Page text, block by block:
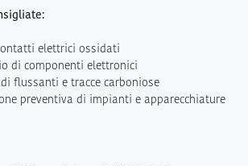
elettrici ossidati
di componenti elettronici
di flussanti e tracce carboniose
preventiva di impianti e apparecchiature